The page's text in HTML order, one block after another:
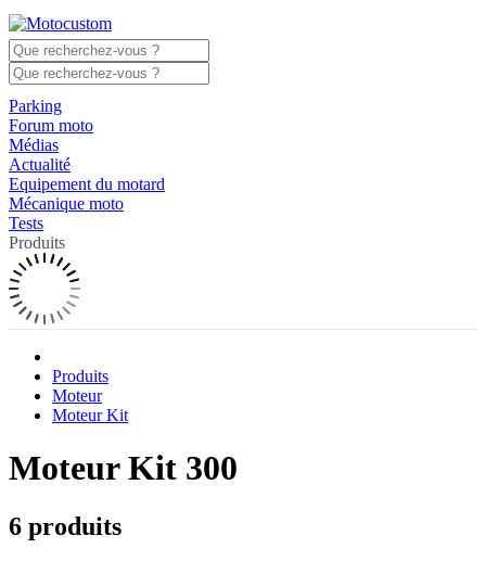
Parking
Forum moto
Médias
Actualité
Equipement du motard
Mécanique moto
Tests
Produits
Produits
Moteur
Moteur Kit
Moteur Kit 300
6 produits